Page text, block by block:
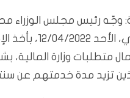
وجّه رئيس مجلس الوزراء
شياع السوداني، الأحد 12/
متطلبات وزارة المالية،
تزيد مدة خدمتهم عن